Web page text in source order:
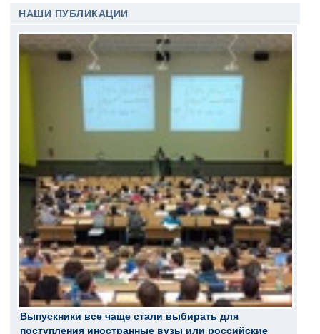
НАШИ ПУБЛИКАЦИИ
Выпускники все чаще стали выбирать для
поступления иностранные вузы или российские